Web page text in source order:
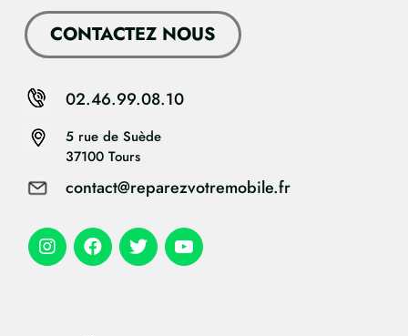
CONTACTEZ NOUS
5 rue de Suède
37100 Tours
contact@reparezvotremobile.fr
02.46.99.08.10